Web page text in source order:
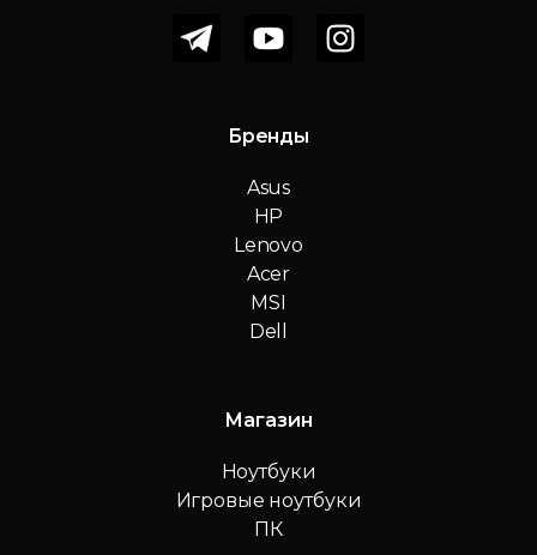
Бренды
Asus
HP
Lenovo
Acer
MSI
Dell
Магазин
Ноутбуки
Игровые ноутбуки
ПК